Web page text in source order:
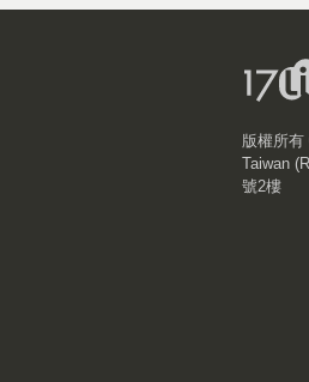
版權所
Taiwan
號2樓